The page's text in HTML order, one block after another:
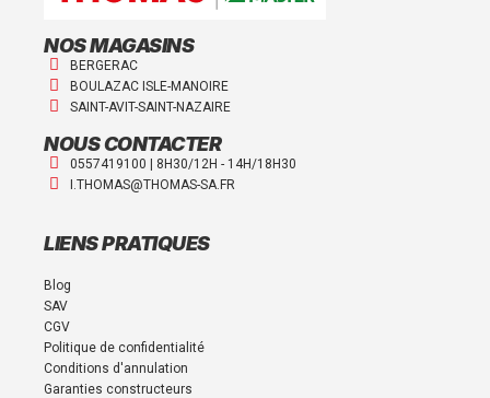
NOS MAGASINS
BERGERAC
BOULAZAC ISLE-MANOIRE
SAINT-AVIT-SAINT-NAZAIRE
NOUS CONTACTER
0557419100 | 8H30/12H - 14H/18H30
I.THOMAS@THOMAS-SA.FR
LIENS PRATIQUES
Blog
SAV
CGV
Politique de confidentialité
Conditions d'annulation
Garanties constructeurs